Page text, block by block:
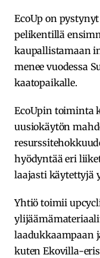
EcoUp on
pelikentillä
kaupallistamaan
menee vuodessa
kaatopaikalle.
EcoUpin toiminta
uusiokäytön
hyödyntää eri
laajasti käytettyjä
Yhtiö toimii
laadukkaampaan
kuten Ekovilla-